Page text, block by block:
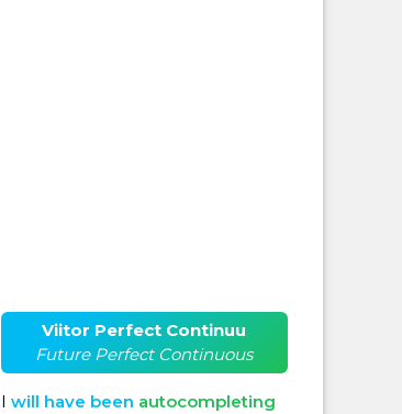
Viitor Perfect Continuu
Future Perfect Continuous
I will have been autocompleting